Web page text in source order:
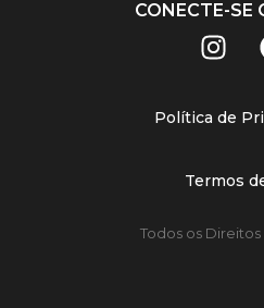
CONECTE-SE
Política de
Termos
Todos os